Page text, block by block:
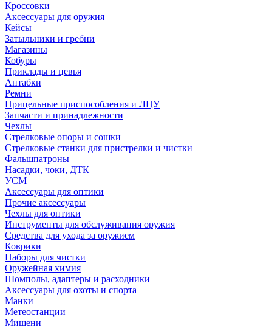
Кроссовки
Аксессуары для оружия
Кейсы
Затыльники и гребни
Магазины
Кобуры
Приклады и цевья
Антабки
Ремни
Прицельные приспособления и ЛЦУ
Запчасти и принадлежности
Чехлы
Стрелковые опоры и сошки
Стрелковые станки для пристрелки и чистки
Фальшпатроны
Насадки, чоки, ДТК
УСМ
Аксессуары для оптики
Прочие аксессуары
Чехлы для оптики
Инструменты для обслуживания оружия
Средства для ухода за оружием
Коврики
Наборы для чистки
Оружейная химия
Шомполы, адаптеры и расходники
Аксессуары для охоты и спорта
Манки
Метеостанции
Мишени